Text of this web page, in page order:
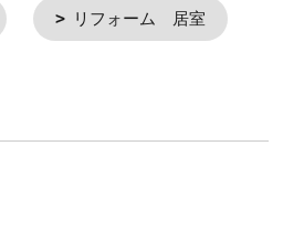
リフォーム 居室